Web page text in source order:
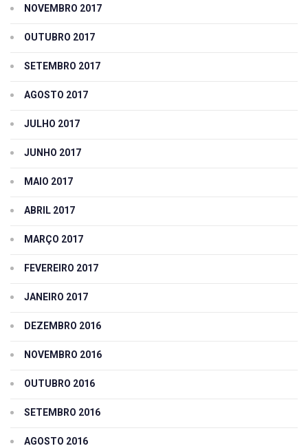
NOVEMBRO 2017
OUTUBRO 2017
SETEMBRO 2017
AGOSTO 2017
JULHO 2017
JUNHO 2017
MAIO 2017
ABRIL 2017
MARÇO 2017
FEVEREIRO 2017
JANEIRO 2017
DEZEMBRO 2016
NOVEMBRO 2016
OUTUBRO 2016
SETEMBRO 2016
AGOSTO 2016